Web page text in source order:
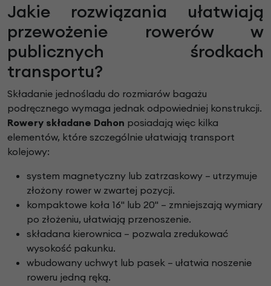
Jakie rozwiązania ułatwiają
przewożenie rowerów w
publicznych środkach
transportu?
Składanie jednośladu do rozmiarów bagażu
podręcznego wymaga jednak odpowiedniej konstrukcji.
Rowery składane Dahon posiadają więc kilka
elementów, które szczególnie ułatwiają transport
kolejowy:
system magnetyczny lub zatrzaskowy – utrzymuje
złożony rower w zwartej pozycji.
kompaktowe koła 16" lub 20" – zmniejszają wymiary
po złożeniu, ułatwiają przenoszenie.
składana kierownica – pozwala zredukować
wysokość pakunku.
wbudowany uchwyt lub pasek – ułatwia noszenie
roweru jedną ręką.